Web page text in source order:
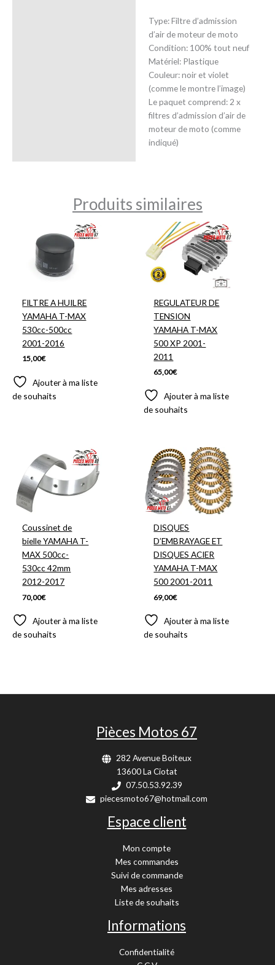
Type: Filtre d’admission
d’air de moteur de moto
Condition: 100% tout neuf
Matériel: Plastique
Couleur: noir et violet
(comme le montre l’image)
Le paquet comprend: 2 x
filtres d’admission d’air de
moteur de moto (comme
indiqué)
Produits similaires
FILTRE A HUILRE
YAMAHA T-MAX
530cc-500cc
2001-2016
15,00€
Ajouter à ma liste
de souhaits
REGULATEUR DE
TENSION
YAMAHA T-MAX
500 XP 2001-
2011
65,00€
Ajouter à ma liste
de souhaits
Coussinet de
bielle YAMAHA T-
MAX 500cc-
530cc 42mm
2012-2017
70,00€
Ajouter à ma liste
de souhaits
DISQUES
D’EMBRAYAGE ET
DISQUES ACIER
YAMAHA T-MAX
500 2001-2011
69,00€
Ajouter à ma liste
de souhaits
Pièces Motos 67
282 Avenue Boiteux
13600 La Ciotat
07.50.53.92.39
piecesmoto67@hotmail.com
Espace client
Mon compte
Mes commandes
Suivi de commande
Mes adresses
Liste de souhaits
Informations
Confidentialité